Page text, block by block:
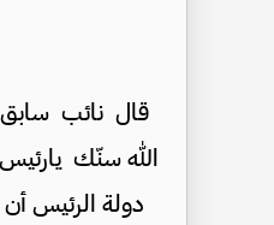
قال نائب
الله سنّك
دولة الرئيس